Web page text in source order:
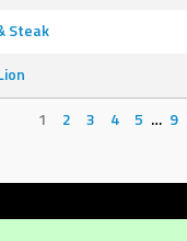
Steak
1
2 3 4 5 … 9